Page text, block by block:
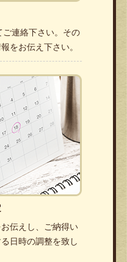
ご連絡下さい。その
をお伝え下さい。
伝えし、ご納得い
日時の調整を致し